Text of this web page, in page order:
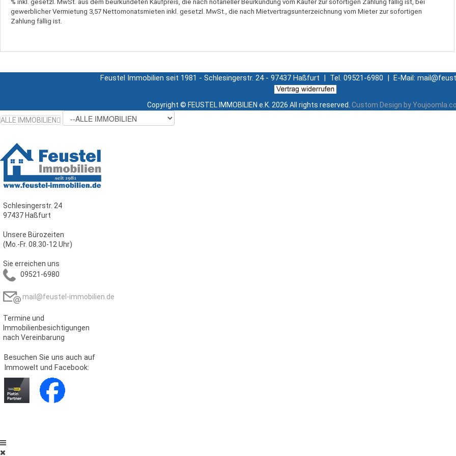
% inkl. gesetzl. MwSt. aus dem beurkundeten Kaufpreis, die nach notarieller Beurkundung vom Käufer zur sofortigen Zahlung fällig ist, bei
gewerblicher Vermietung 3,57 Nettomonatsmieten inkl. gesetzl. MwSt., die nach Mietvertragsunterzeichnung vom Mieter zur sofortigen
Zahlung fällig ist.
Feustel Immobilien seit 1981 - Schlesingerstr. 24 - 97437 Haßfurt | Tel. 09521-6980 | E-Mail:
Copyright © FEUSTEL IMMOBILIEN e.K. 2026 All rights reserved. Custom Design by
ALLE IMMOBILIEN
Schlesingerstr. 24
97437 Haßfurt
Unsere Bürozeiten
(Mo.-Fr. 08.30-12 Uhr)
Sie erreichen uns
09521-6980
mail@feustel-immobilien.de
Termine und
Immobilienbesichtigungen
nach Vereinbarung
Besuchen Sie uns auch auf
Immowelt und Facebook: